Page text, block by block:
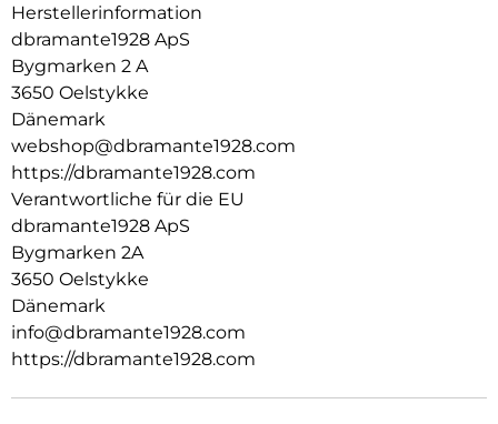
Herstellerinformation
dbramante1928 ApS
Bygmarken 2 A
3650 Oelstykke
Dänemark
webshop@dbramante1928.com
https://dbramante1928.com
Verantwortliche für die EU
dbramante1928 ApS
Bygmarken 2A
3650 Oelstykke
Dänemark
info@dbramante1928.com
https://dbramante1928.com